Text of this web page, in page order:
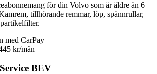
för din Volvo som är äldre än 6
tillhörande remmar, löp, spännrullar,
med CarPay
kr/mån
BEV